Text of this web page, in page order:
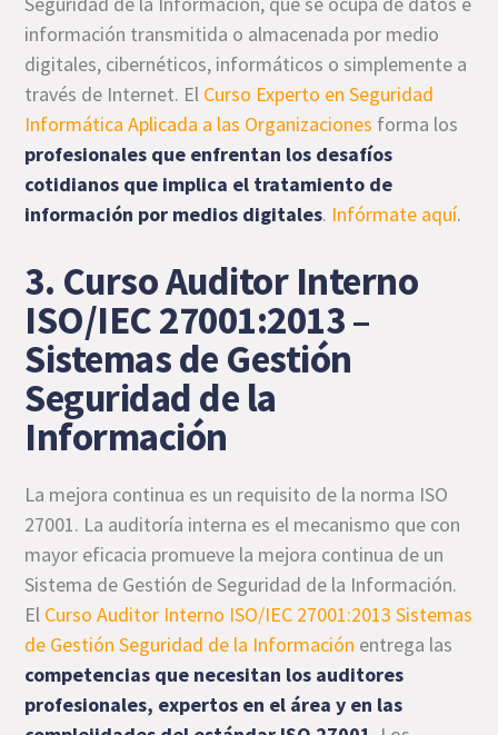
información transmitida o almacenada por medio
digitales, cibernéticos, informáticos o simplemente a
través de Internet. El Curso Experto en Seguridad
Informática Aplicada a las Organizaciones forma los
profesionales que enfrentan los desafíos
cotidianos que implica el tratamiento de
información por medios digitales. Infórmate aquí.
3. Curso Auditor Interno
ISO/IEC 27001:2013 –
Sistemas de Gestión
Seguridad de la
Información
La mejora continua es un requisito de la norma ISO
27001. La auditoría interna es el mecanismo que con
mayor eficacia promueve la mejora continua de un
Sistema de Gestión de Seguridad de la Información.
El Curso Auditor Interno ISO/IEC 27001:2013 Sistemas
de Gestión Seguridad de la Información entrega las
competencias que necesitan los auditores
profesionales, expertos en el área y en las